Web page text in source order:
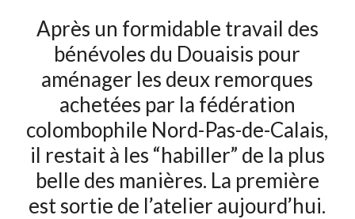
Après un formidable travail des
bénévoles du Douaisis pour
aménager les deux remorques
achetées par la fédération
colombophile Nord-Pas-de-Calais,
il restait à les “habiller” de la plus
belle des manières. La première
est sortie de l’atelier aujourd’hui.